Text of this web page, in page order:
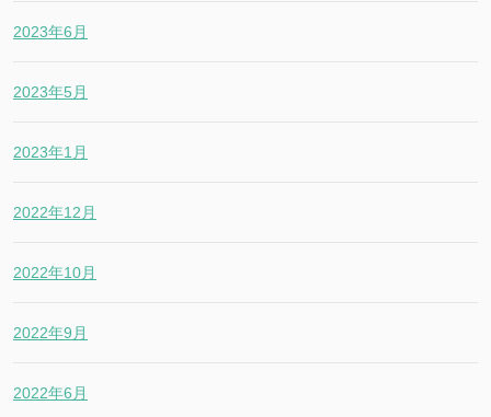
2023年6月
2023年5月
2023年1月
2022年12月
2022年10月
2022年9月
2022年6月